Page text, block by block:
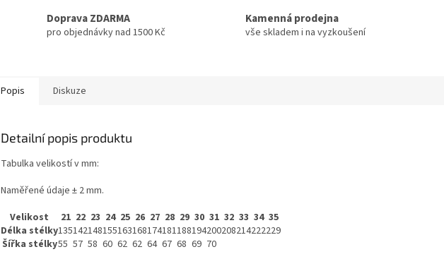
Doprava ZDARMA
pro objednávky nad 1500 Kč
Kamenná prodejna
vše skladem i na vyzkoušení
Popis Diskuze
Detailní popis produktu
Tabulka velikostí v mm:
Naměřené údaje ± 2 mm.
Velikost
21 22 23 24 25 26 27 28 29 30 31 32 33 34 35
Délka stélky135142148155163168174181188194200208214222229
Šířka stélky55 57 58 60 62 62 64 67 68 69 70